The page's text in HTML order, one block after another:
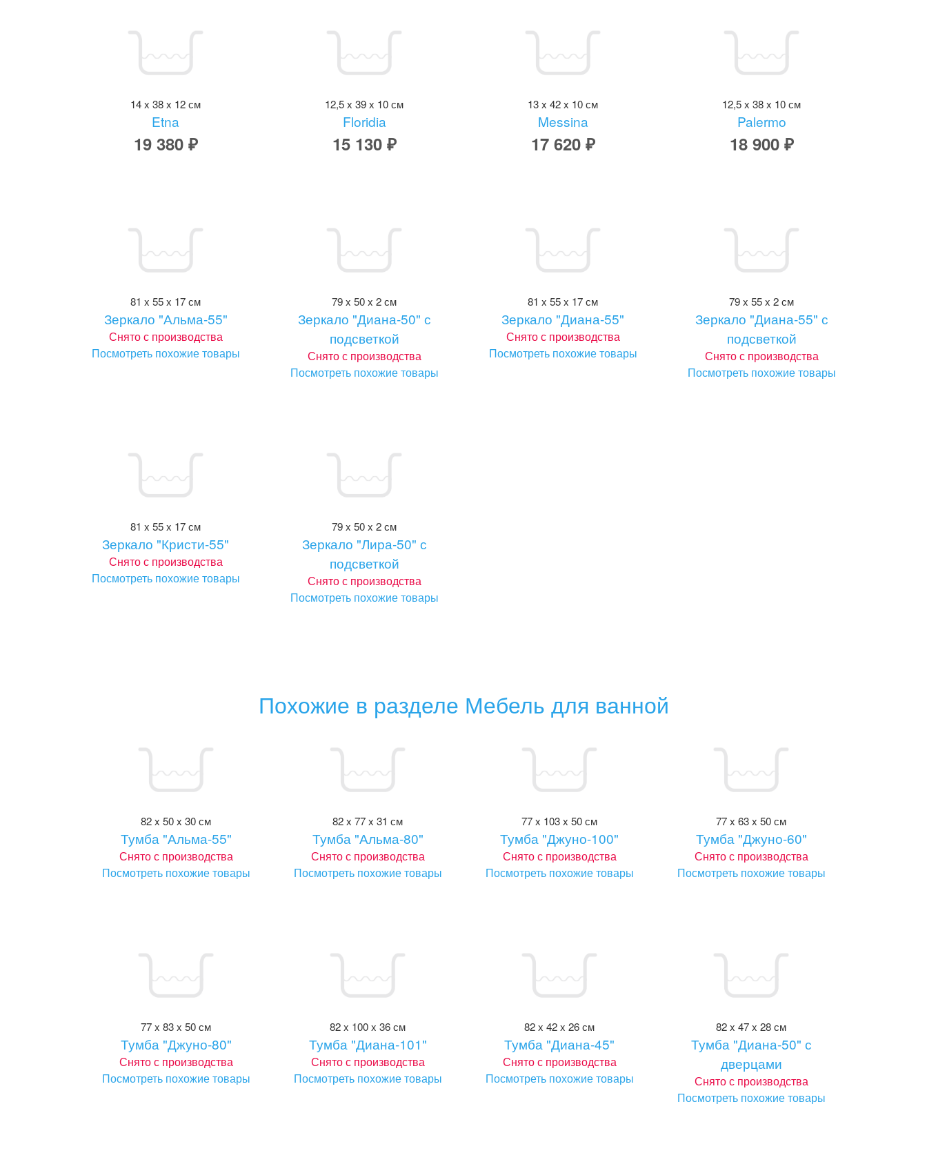
14 x 38 x 12 см
Etna
19 380 ₽
12,5 x 39 x 10 см
Floridia
15 130 ₽
13 x 42 x 10 см
Messina
17 620 ₽
12,5 x 38 x 10 см
Palermo
18 900 ₽
81 x 55 x 17 см
Зеркало "Альма-55"
Снято с производства
Посмотреть похожие товары
79 x 50 x 2 см
Зеркало "Диана-50" с
подсветкой
Снято с производства
Посмотреть похожие товары
81 x 55 x 17 см
Зеркало "Диана-55"
Снято с производства
Посмотреть похожие товары
79 x 55 x 2 см
Зеркало "Диана-55" с
подсветкой
Снято с производства
Посмотреть похожие товары
81 x 55 x 17 см
Зеркало "Кристи-55"
Снято с производства
Посмотреть похожие товары
79 x 50 x 2 см
Зеркало "Лира-50" с
подсветкой
Снято с производства
Посмотреть похожие товары
Похожие в разделе Мебель для ванной
82 x 50 x 30 см
Тумба "Альма-55"
Снято с производства
Посмотреть похожие товары
82 x 77 x 31 см
Тумба "Альма-80"
Снято с производства
Посмотреть похожие товары
77 x 103 x 50 см
Тумба "Джуно-100"
Снято с производства
Посмотреть похожие товары
77 x 63 x 50 см
Тумба "Джуно-60"
Снято с производства
Посмотреть похожие товары
77 x 83 x 50 см
Тумба "Джуно-80"
Снято с производства
Посмотреть похожие товары
82 x 100 x 36 см
Тумба "Диана-101"
Снято с производства
Посмотреть похожие товары
82 x 42 x 26 см
Тумба "Диана-45"
Снято с производства
Посмотреть похожие товары
82 x 47 x 28 см
Тумба "Диана-50" с
дверцами
Снято с производства
Посмотреть похожие товары